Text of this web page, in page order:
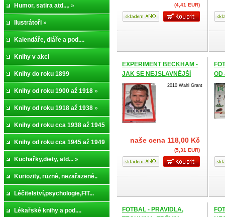
Humor, satira atd..,. »
Ilustrátoři »
Kalendáře, diáře a pod....
Knihy v akci
Knihy do roku 1899
Knihy od roku 1900 až 1918 »
Knihy od roku 1918 až 1938 »
Knihy od roku cca 1938 až 1945
» Knihy od roku cca 1945 až 1949
» Kuchařky,diety, atd... »
Kuriozity, různé, nezařazené..
Léčitelství,psychologie,FIT...
Lékařské knihy a pod....
(4,41 EUR)
EXPERIMENT BECKHAM -
JAK SE NEJSLAVNĚJŠÍ
SPORTOVEC SVĚTA
POKOUŠEL DOBÝT
AMERIKU
2010 Wahl Grant
naše cena 118,00 Kč
(5,31 EUR)
OD
FOTBAL - PRAVIDLA,